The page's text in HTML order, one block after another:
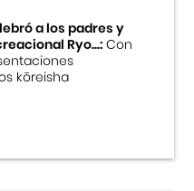
a los padres y
Ryo...:Con
kōreisha